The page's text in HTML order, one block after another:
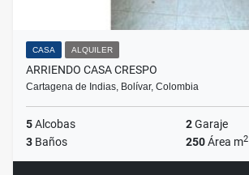
CASA ALQUILER
ARRIENDO CASA CRESPO
Cartagena de Indias, Bolívar, Colombia
5Alcobas 2Garaje
3 Baños 250Área m2